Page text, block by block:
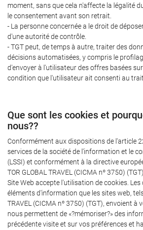
moment, sans que cela n'affecte la légalité
le consentement avant son retrait.
- La personne concernée a le droit de
d'une autorité de contrôle.
- TGT peut, de temps à autre, traiter des
décisions automatisées, y compris le
d'envoyer à l'utilisateur des offres basées
condition que l'utilisateur ait consenti au
Que sont les cookies et
nous??
Conformément aux dispositions de l'article
services de la société de l'information et le
(LSSI) et conformément à la directive
TOR GLOBAL TRAVEL (CICMA nº 3750)
Site Web accepte l'utilisation de cookies.
éléments d'information que les sites web,
TRAVEL (CICMA nº 3750) (TGT), envoient à
nous permettent de «?mémoriser?» des
précédente visite et sur vos préférences et